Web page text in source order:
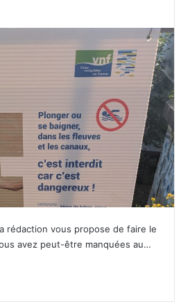
rédaction vous propose de faire le
avez peut-être manquées au…